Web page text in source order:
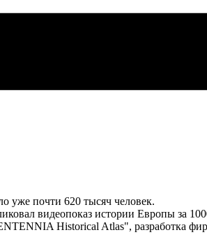
уже почти 620 тысяч человек.
видеопоказ истории Европы за
Historical Atlas", разработка